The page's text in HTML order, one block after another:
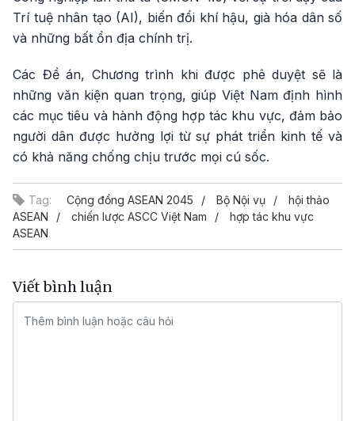
Trí tuệ nhân tạo (AI), biến đổi khí hậu, già hóa dân số
và những bất ổn địa chính trị.
Các Đề án, Chương trình khi được phê duyệt sẽ là
những văn kiện quan trọng, giúp Việt Nam định hình
các mục tiêu và hành động hợp tác khu vực, đảm bảo
người dân được hưởng lợi từ sự phát triển kinh tế và
có khả năng chống chịu trước mọi cú sốc.
Tag: Cộng đồng ASEAN 2045 Bộ Nội vụ
hội thảo
ASEAN
chiến lược ASCC Việt Nam
hợp tác khu vực
ASEAN
Viết bình luận